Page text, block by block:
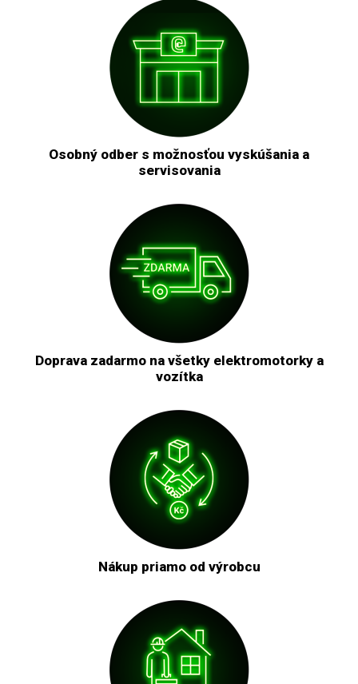
Osobný odber s možnosťou vyskúšania a
servisovania
Doprava zadarmo na všetky elektromotorky a
vozítka
Nákup priamo od výrobcu